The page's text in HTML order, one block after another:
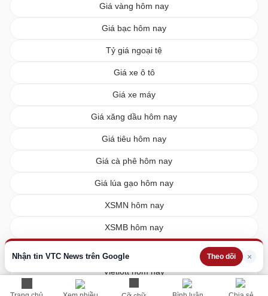
Nhận tin VTC News trên Google Theo dõi ×
Giá vàng hôm nay
Giá bạc hôm nay
Tỷ giá ngoại tệ
Giá xe ô tô
Giá xe máy
Giá xăng dầu hôm nay
Giá tiêu hôm nay
Giá cà phê hôm nay
Giá lúa gạo hôm nay
XSMN hôm nay
XSMB hôm nay
Vietlott hôm nay